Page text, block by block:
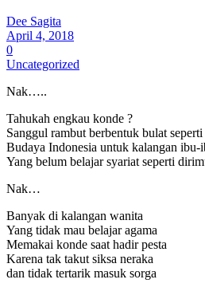
Dee Sagita
April 4, 2018
0
Uncategorized
Nak…..
Tahukah engkau konde ?
Sanggul rambut berbentuk bulat
Budaya Indonesia untuk kalangan ibu-
Yang belum belajar syariat seperti
Nak…
Banyak di kalangan wanita
Yang tidak mau belajar agama
Memakai konde saat hadir pesta
Karena tak takut siksa neraka
dan tidak tertarik masuk sorga